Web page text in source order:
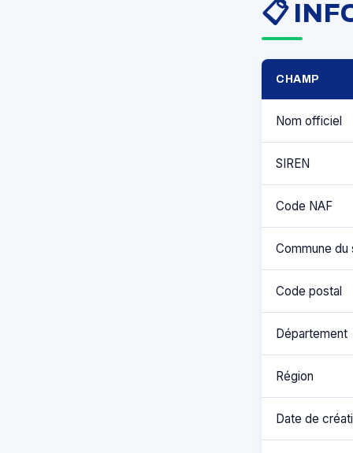
📋
CHAMP
Nom officiel
SIREN
Code NAF
Commune du
Code postal
Département
Région
Date de